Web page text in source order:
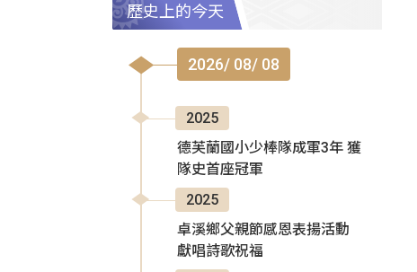
歷史上的今天
2026/ 08/ 08
2025
德芙蘭國小少棒隊成軍3年 獲
隊史首座冠軍
2025
卓溪鄉父親節感恩表揚活動
獻唱詩歌祝福